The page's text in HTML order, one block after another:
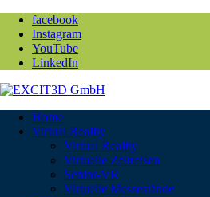
facebook
Instagram
YouTube
LinkedIn
Home
Virtual Reality
Virtual Reality
Virtuelle Zeitreisen
Senior-VR
Virtuelle Messestände